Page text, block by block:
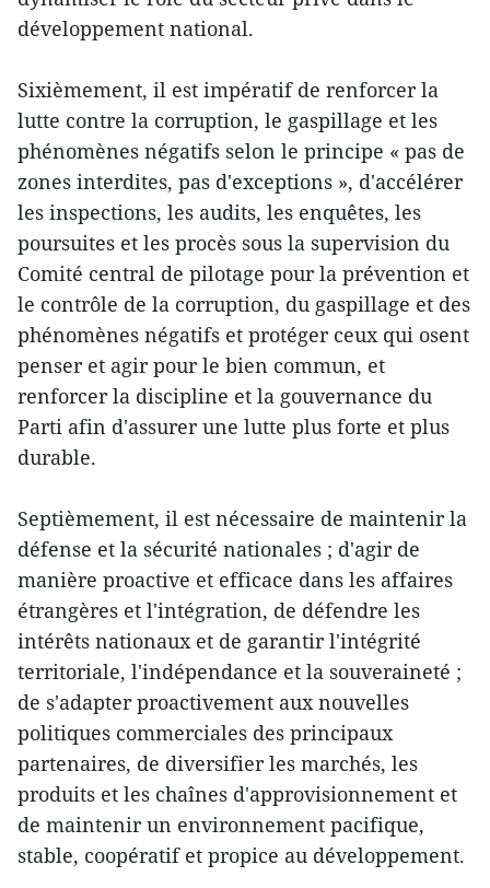
développement national.
Sixièmement, il est impératif de renforcer la
lutte contre la corruption, le gaspillage et les
phénomènes négatifs selon le principe « pas de
zones interdites, pas d'exceptions », d'accélérer
les inspections, les audits, les enquêtes, les
poursuites et les procès sous la supervision du
Comité central de pilotage pour la prévention et
le contrôle de la corruption, du gaspillage et des
phénomènes négatifs et protéger ceux qui osent
penser et agir pour le bien commun, et
renforcer la discipline et la gouvernance du
Parti afin d'assurer une lutte plus forte et plus
durable.
Septièmement, il est nécessaire de maintenir la
défense et la sécurité nationales ; d'agir de
manière proactive et efficace dans les affaires
étrangères et l'intégration, de défendre les
intérêts nationaux et de garantir l'intégrité
territoriale, l'indépendance et la souveraineté ;
de s'adapter proactivement aux nouvelles
politiques commerciales des principaux
partenaires, de diversifier les marchés, les
produits et les chaînes d'approvisionnement et
de maintenir un environnement pacifique,
stable, coopératif et propice au développement.